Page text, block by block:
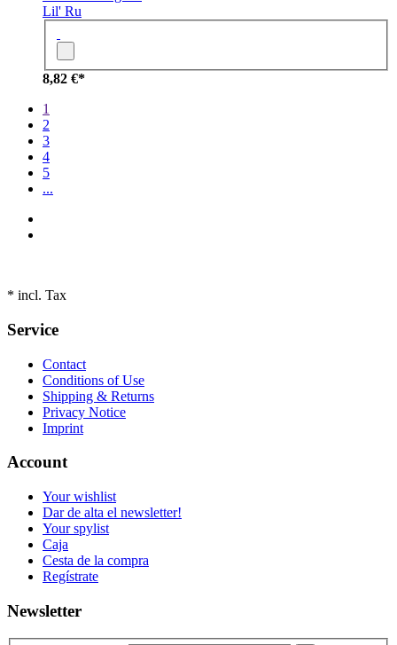
Lil' Ru
8,82 €*
1
2
3
4
5
...
* incl. Tax
Service
Contact
Conditions of Use
Shipping & Returns
Privacy Notice
Imprint
Account
Your wishlist
Dar de alta el newsletter!
Your spylist
Caja
Cesta de la compra
Regístrate
Newsletter